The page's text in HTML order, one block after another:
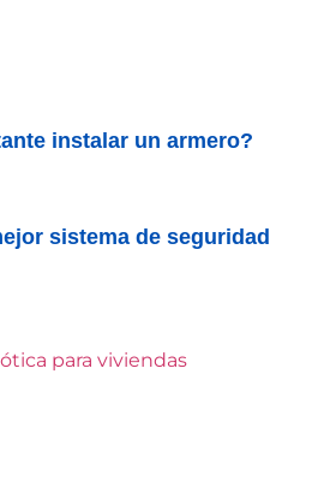
instalar un armero?
sistema de seguridad